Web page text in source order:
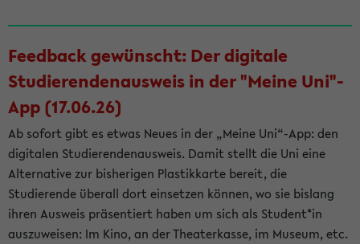
Feedback gewünscht: Der digitale
Studierendenausweis in der "Meine Uni"-
App (17.06.26)
Ab sofort gibt es etwas Neues in der „Meine Uni“-App: den
digitalen Studierendenausweis. Damit stellt die Uni eine
Alternative zur bisherigen Plastikkarte bereit, die
Studierende überall dort einsetzen können, wo sie bislang
ihren Ausweis präsentiert haben um sich als Student*in
auszuweisen: Im Kino, an der Theaterkasse, im Museum, etc.